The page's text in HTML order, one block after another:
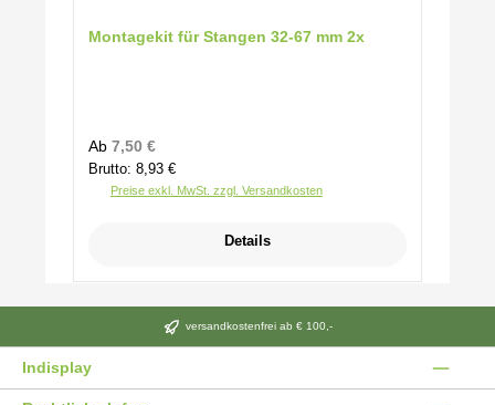
Montagekit für Stangen 32-67 mm 2x
Regulärer Preis:
Ab 7,50 €
Brutto: 8,93 €
Preise exkl. MwSt. zzgl. Versandkosten
Details
versandkostenfrei ab € 100,-
Indisplay